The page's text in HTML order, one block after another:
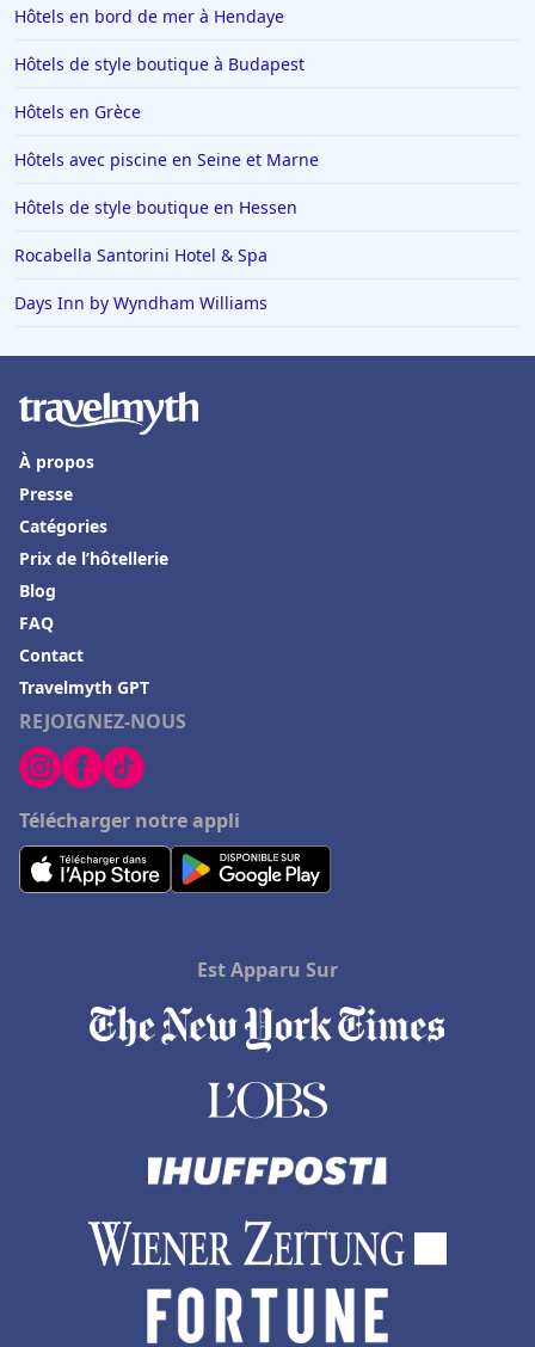
Hôtels en bord de mer à Hendaye
Hôtels de style boutique à Budapest
Hôtels en Grèce
Hôtels avec piscine en Seine et Marne
Hôtels de style boutique en Hessen
Rocabella Santorini Hotel & Spa
Days Inn by Wyndham Williams
REJOIGNEZ-NOUS
Télécharger notre appli
À propos
Presse
Catégories
Prix de l’hôtellerie
Blog
FAQ
Contact
Travelmyth GPT
Est Apparu Sur